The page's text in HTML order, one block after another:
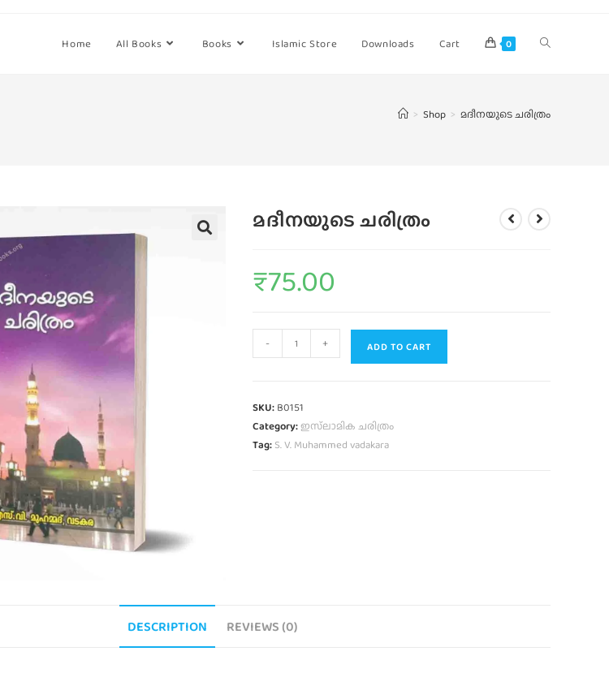
Home All Books Books Islamic Store Downloads Cart 0
> Shop > മദീനയുടെ ചരിത്രം
മദീനയുടെ ചരിത്രം
₹75.00
- + ADD TO CART
SKU: B0151
Category:ഇസ്‌ലാമിക ചരിത്രം
Tag: S. V. Muhammed vadakara
DESCRIPTION REVIEWS (0)